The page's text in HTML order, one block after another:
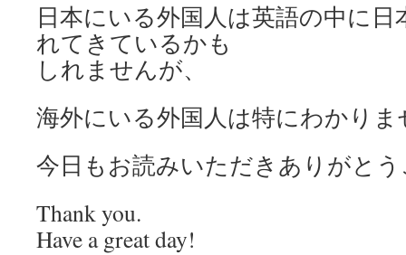
日本にいる外国人は英語の中に
れてきているかも
しれませんが、
海外にいる外国人は特にわかり
今日もお読みいただきありがと
Thank you.
Have a great day!